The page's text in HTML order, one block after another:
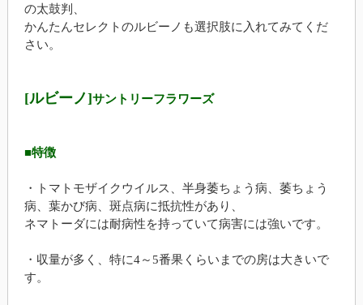
の太鼓判、
かんたんセレクトのルビーノも選択肢に入れてみてくだ
さい。
[ルビーノ]サントリーフラワーズ
■特徴
・トマトモザイクウイルス、半身萎ちょう病、萎ちょう
病、葉かび病、斑点病に抵抗性があり、
ネマトーダには耐病性を持っていて病害には強いです。
・収量が多く、特に4～5番果くらいまでの房は大きいで
す。